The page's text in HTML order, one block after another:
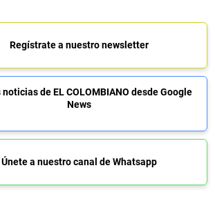
Regístrate a nuestro newsletter
de EL COLOMBIANO desde Google
News
Únete a nuestro canal de Whatsapp